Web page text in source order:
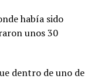
había sido
unos 30
dentro de uno de